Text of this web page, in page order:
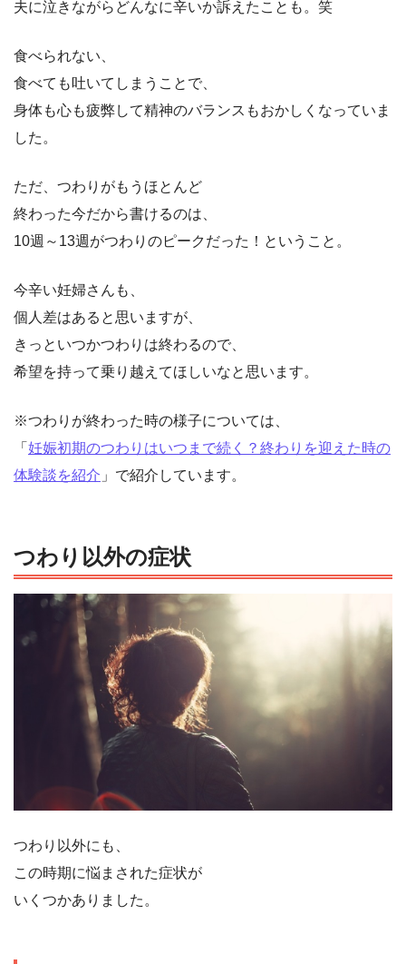
夫に泣きながらどんなに辛いか訴えたことも。笑
食べられない、
食べても吐いてしまうことで、
身体も心も疲弊して精神のバランスもおかしくなっていま
した。
ただ、つわりがもうほとんど
終わった今だから書けるのは、
10週～13週がつわりのピークだった！ということ。
今辛い妊婦さんも、
個人差はあると思いますが、
きっといつかつわりは終わるので、
希望を持って乗り越えてほしいなと思います。
※つわりが終わった時の様子については、
「 妊娠初期のつわりはいつまで続く？終わりを迎えた時の
体験談を紹介 」で紹介しています。
つわり以外の症状
つわり以外にも、
この時期に悩まされた症状が
いくつかありました。